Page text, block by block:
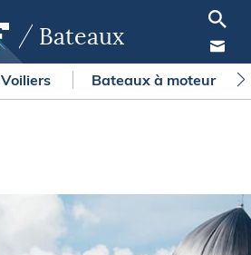
Bateaux
Voiliers Bateaux à moteur